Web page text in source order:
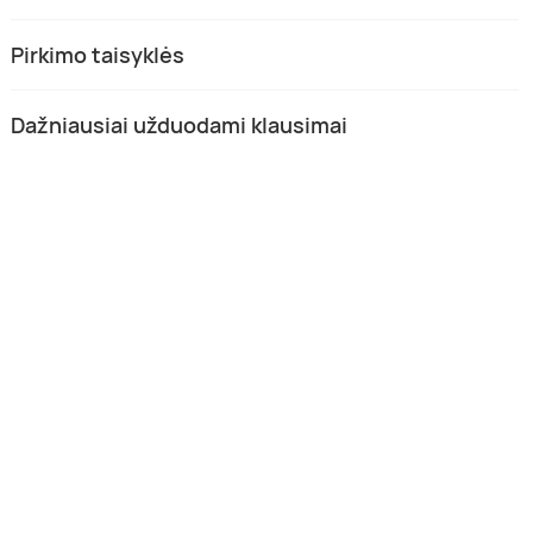
Pirkimo taisyklės
Dažniausiai užduodami klausimai